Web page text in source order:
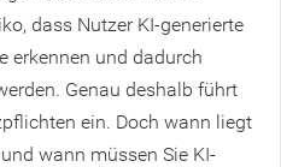
dass Nutzer KI-generierte
erkennen und dadurch
Genau deshalb führt
ein. Doch wann liegt
wann müssen Sie KI-